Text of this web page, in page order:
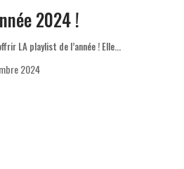
2024 !
LA playlist de l’année ! Elle…
2024